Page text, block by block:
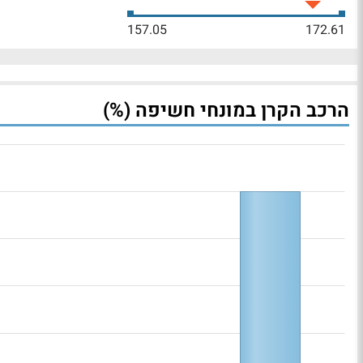
172.61
157.05
הרכב הקרן במונחי חשיפה (%)